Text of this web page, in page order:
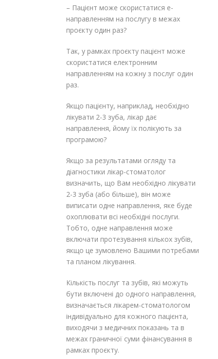
– Пацієнт може скористатися е-
направленням на послугу в межах
проєкту один раз?
Так, у рамках проєкту пацієнт може
скористатися електронним
направленням на кожну з послуг один
раз.
Якщо пацієнту, наприклад, необхідно
лікувати 2-3 зуба, лікар дає
направлення, йому їх полікують за
програмою?
Якщо за результатами огляду та
діагностики лікар-стоматолог
визначить, що Вам необхідно лікувати
2-3 зуба (або більше), він може
виписати одне направлення, яке буде
охоплювати всі необхідні послуги.
Тобто, одне направлення може
включати протезування кількох зубів,
якщо це зумовлено Вашими потребами
та планом лікування.
Кількість послуг та зубів, які можуть
бути включені до одного направлення,
визначається лікарем-стоматологом
індивідуально для кожного пацієнта,
виходячи з медичних показань та в
межах граничної суми фінансування в
рамках проєкту.